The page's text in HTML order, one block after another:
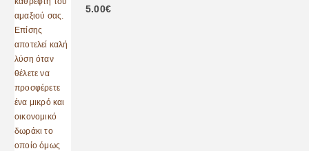
0 out of 5
5.00€